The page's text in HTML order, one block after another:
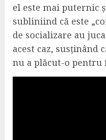
el este mai puternic
subliniind că este
de socializare au
acest caz,
nu a plăcut-o pentru